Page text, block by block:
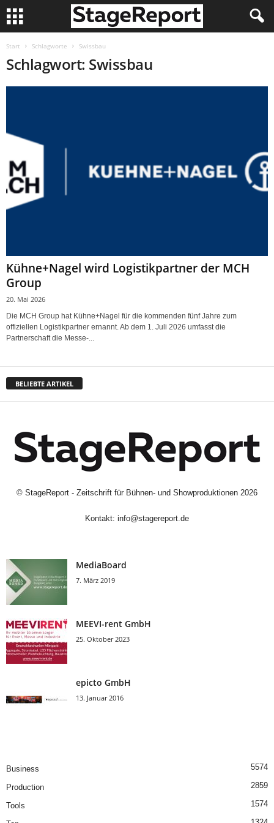
Start Schlagworte Swissbau
Schlagwort: Swissbau
Kühne+Nagel wird Logistikpartner der MCH
Group
20. Mai 2026
Die MCH Group hat Kühne+Nagel für die kommenden fünf Jahre zum
offiziellen Logistikpartner ernannt. Ab dem 1. Juli 2026 umfasst die
Partnerschaft die Messe-...
BELIEBTE ARTIKEL
© StageReport - Zeitschrift für Bühnen- und Showproduktionen 2026
Kontakt: info@stagereport.de
MediaBoard
7. März 2019
MEEVI-rent GmbH
25. Oktober 2023
epicto GmbH
13. Januar 2016
Business 5574
Production 2859
Tools 1574